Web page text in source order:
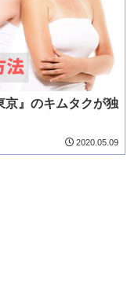
京』のキムタクが独
2020.05.09